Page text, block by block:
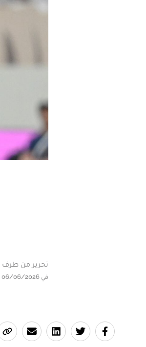
تحرير من طرف
في 06/06/2026 على الساعة 07:30